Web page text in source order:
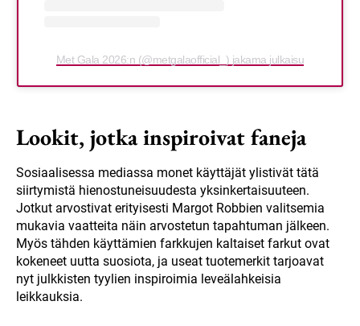
Met Gala 2026:n (@metgalaofficial_) jakama julkaisu
Lookit, jotka inspiroivat faneja
Sosiaalisessa mediassa monet käyttäjät ylistivät tätä
siirtymistä hienostuneisuudesta yksinkertaisuuteen.
Jotkut arvostivat erityisesti Margot Robbien valitsemia
mukavia vaatteita näin arvostetun tapahtuman jälkeen.
Myös tähden käyttämien farkkujen kaltaiset farkut ovat
kokeneet uutta suosiota, ja useat tuotemerkit tarjoavat
nyt julkkisten tyylien inspiroimia leveälahkeisia
leikkauksia.